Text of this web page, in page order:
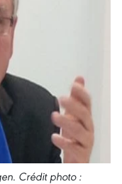
Crédit photo :